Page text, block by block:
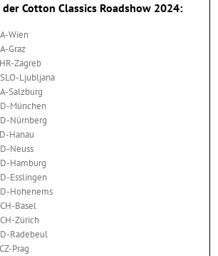
der Cotton Classics Roadshow 2024:
Wien
Graz
Zagreb
Ljubljana
Salzburg
München
Nürnberg
Hanau
Neuss
Hamburg
Esslingen
Hohenems
Basel
Zürich
Radebeul
Prag